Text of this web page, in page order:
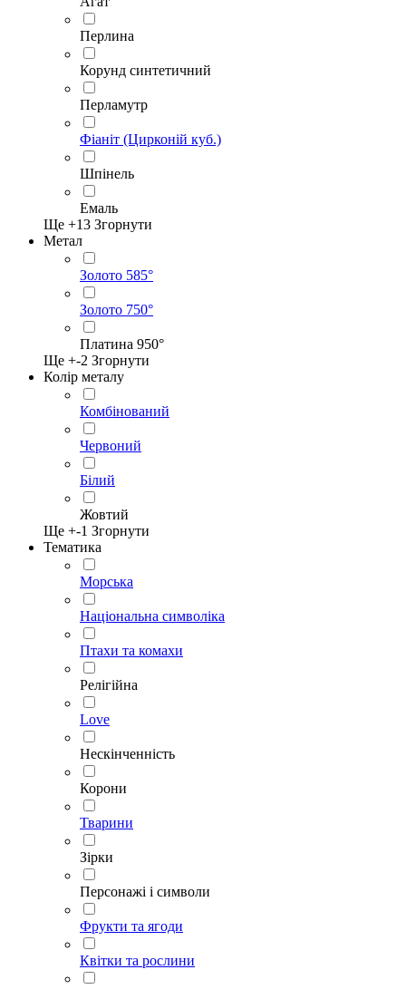
Перлина
Корунд синтетичний
Перламутр
Фіаніт (Цирконій куб.)
Шпінель
Емаль
Ще +13 Згорнути
Метал
Золото 585°
Золото 750°
Платина 950°
Ще +-2 Згорнути
Колір металу
Комбінований
Червоний
Білий
Жовтий
Ще +-1 Згорнути
Тематика
Морська
Національна символіка
Птахи та комахи
Релігійна
Love
Нескінченність
Корони
Тварини
Зірки
Персонажі і символи
Фрукти та ягоди
Квітки та рослини